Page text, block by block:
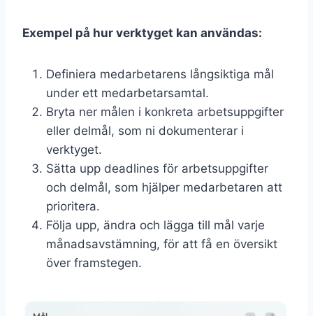
Exempel på hur verktyget kan användas:
Definiera medarbetarens långsiktiga mål
under ett medarbetarsamtal.
Bryta ner målen i konkreta arbetsuppgifter
eller delmål, som ni dokumenterar i
verktyget.
Sätta upp deadlines för arbetsuppgifter
och delmål, som hjälper medarbetaren att
prioritera.
Följa upp, ändra och lägga till mål varje
månadsavstämning, för att få en översikt
över framstegen.